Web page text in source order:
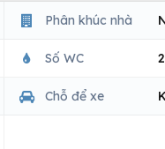
Phân khúc nhà
Số WC 2
Chỗ để xe